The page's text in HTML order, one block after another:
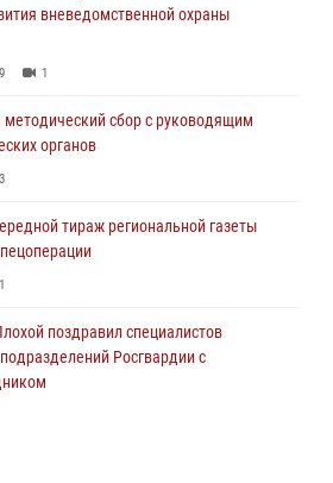
вневедомственной охраны
9 1
сбор с руководящим
органов
3
тираж региональной газеты
1
поздравил специалистов
Росгвардии с